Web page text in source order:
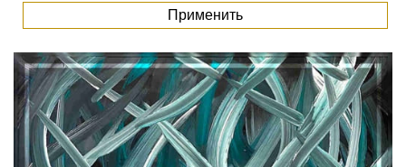
Применить